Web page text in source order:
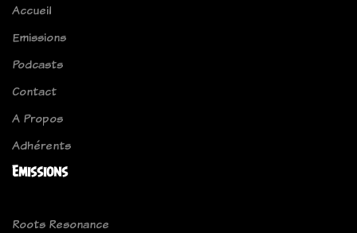
Accueil
Emissions
Podcasts
Contact
A Propos
Adhérents
Emissions
Roots Resonance